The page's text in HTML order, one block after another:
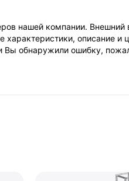
нашей компании. Внешний
описание и
Вы обнаружили ошибку,